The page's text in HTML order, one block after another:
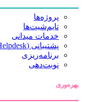
پروژه‌ها
تایم‌شیت‌ها
خدمات میدانی
پشتیبانی (Helpdesk)
برنامه‌ریزی
نوبت‌دهی
بهره‌وری